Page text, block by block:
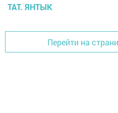
ТАТ. ЯНТЫК
Перейти на